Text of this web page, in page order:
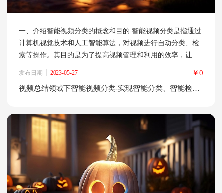
一、介绍智能视频分类的概念和目的 智能视频分类是指通过
计算机视觉技术和人工智能算法，对视频进行自动分类、检
索等操作。其目的是为了提高视频管理和利用的效率，让用
频分类的技术原理 智能视频分类的技术原理主要包括图像处
理、特征提取、分类算法等。其中，图像处理是指对视频进
提取出关键特征，如颜色、
发布日期 2023-05-27
￥0
视频总结领域下智能视频分类-实现智能分类、智能检索等功能